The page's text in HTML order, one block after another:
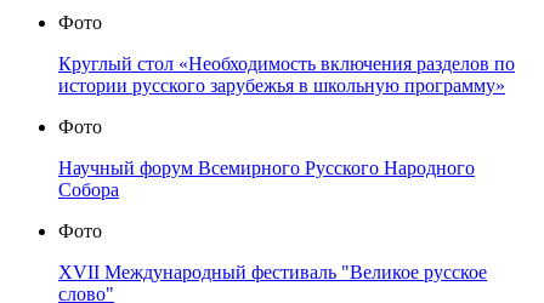
Фото
Круглый стол «Необходимость включения разделов по
истории русского зарубежья в школьную программу»
Фото
Научный форум Всемирного Русского Народного
Собора
Фото
XVII Международный фестиваль "Великое русское
слово"